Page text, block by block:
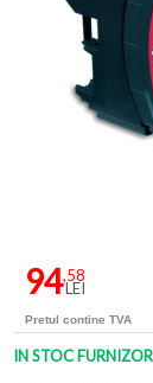
94,58
LEI
Pretul contine TVA
IN STOC FURNIZOR